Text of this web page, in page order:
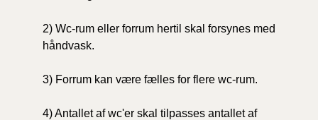
2) Wc-rum eller forrum hertil skal forsynes med
håndvask.
3) Forrum kan være fælles for flere wc-rum.
4)Antallet af wc'er skal tilpasses antallet af